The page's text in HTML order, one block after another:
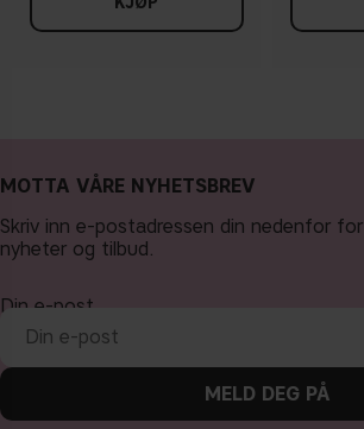
MOTTA VÅRE NYHETSBREV
Skriv inn e-postadressen din nedenfor
nyheter og tilbud.
Din e-post
MELD DEG PÅ